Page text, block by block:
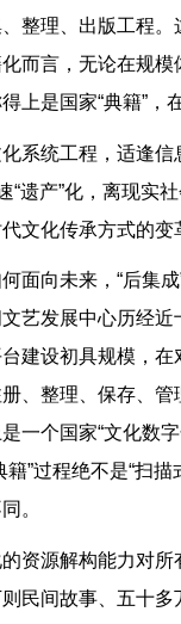
整理、出版工程
而言，无论在规
得上是国家“典籍”
系统工程，适逢
“遗产”化，离现实
代文化传承方式
面向未来，“后集
艺发展中心历经近
建设初具规模，
、整理、保存、
一个国家“文化数
”过程绝不是“扫
不同。
资源解构能力对
民间故事、五十